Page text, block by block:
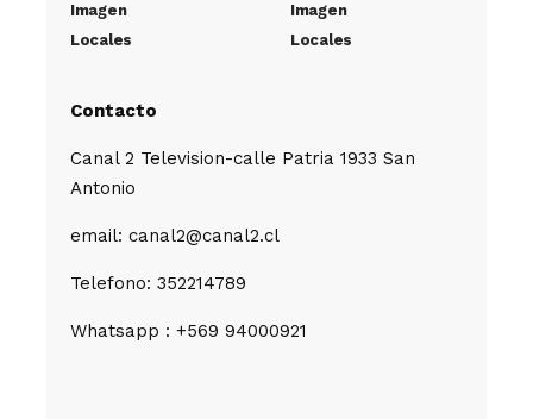
Imagen
Locales
Imagen
Locales
Contacto
Canal 2 Television-calle Patria 1933 San
Antonio
email: canal2@canal2.cl
Telefono: 352214789
Whatsapp : +569 94000921